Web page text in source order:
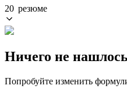
20 резюме
Ничего не нашлось
Попробуйте изменить